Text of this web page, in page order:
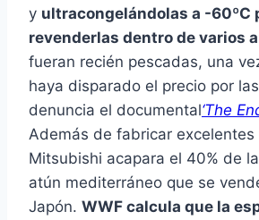
y ultracongelándolas a -60ºC
revenderlas dentro de varios
fueran recién pescadas, una
haya disparado el precio por
denuncia el documental‘The
Además de fabricar excelentes
Mitsubishi acapara el 40% de
atún mediterráneo que se
Japón. WWF calcula que la